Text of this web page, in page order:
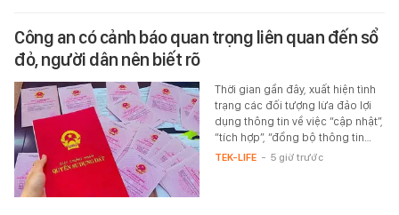
Công an có cảnh báo quan trọng liên quan đến sổ
đỏ, người dân nên biết rõ
Thời gian gần đây, xuất hiện tình
trạng các đối tượng lừa đảo lợi
dụng thông tin về việc “cập nhật”,
“tích hợp”, “đồng bộ thông tin…
TEK-LIFE - 5 giờ trước